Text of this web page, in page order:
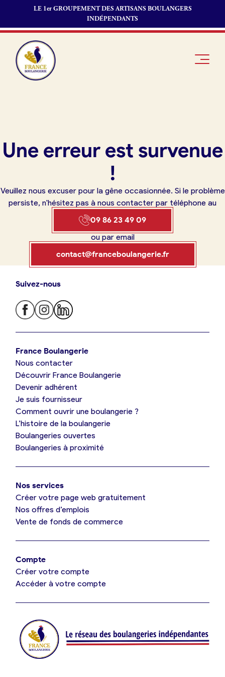
LE 1er GROUPEMENT DES ARTISANS BOULANGERS
INDÉPENDANTS
Je trouve ma boulangerie
Je suis boulanger
Je découvre France Boulangerie
Mes tarifs
Je référence ma boulangerie (gratuit)
Offres d’emploi
Je suis fournisseur
Je crée mon compte
boulanger
Boulangerie
Pourquoi
Je référence
ma
d’emploi
commerce
fournisseur
Une erreur est survenue
!
Veuillez nous excuser pour la gêne occasionnée. Si le problème
persiste, n'hésitez pas à nous contacter par téléphone au
09 86 23 49 09
09 86 23 49 09
Oui, appeler
Non, annuler
ou par email
contact@franceboulangerie.fr
Suivez-nous
France Boulangerie
Nous contacter
Découvrir France Boulangerie
Devenir adhérent
Je suis fournisseur
Comment ouvrir une boulangerie ?
L’histoire de la boulangerie
Boulangeries ouvertes
Boulangeries à proximité
Nos services
Créer votre page web gratuitement
Nos offres d’emplois
Vente de fonds de commerce
Compte
Créer votre compte
Accéder à votre compte